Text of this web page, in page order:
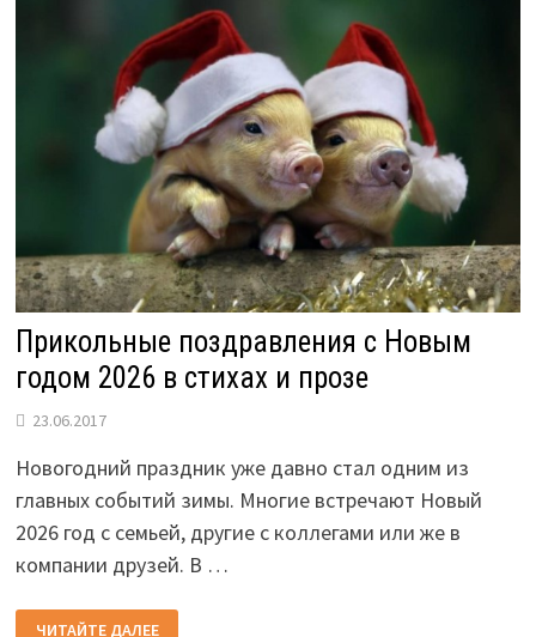
ПРИКОЛЬНЫЕ
ОРИГИНАЛЬНЫЕ
Прикольные поздравления с Новым
годом 2026 в стихах и прозе
23.06.2017
Новогодний праздник уже давно стал одним из
главных событий зимы. Многие встречают Новый
2026 год с семьей, другие с коллегами или же в
компании друзей. В …
ПРИКОЛЬНЫЕ
ЧИТАЙТЕ ДАЛЕЕ